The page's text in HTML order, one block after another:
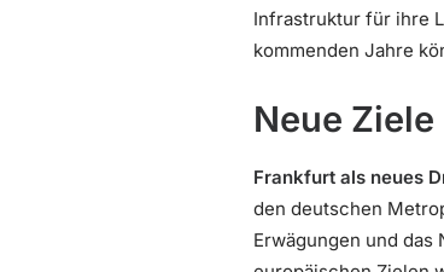
Infrastruktur für ihre
kommenden Jahre
Neue
Frankfurt als neues
den deutschen
Erwägungen und